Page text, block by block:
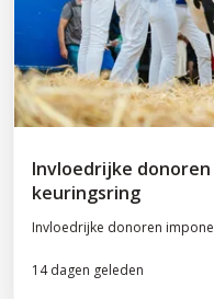
Invloedrijke
keuringsring
Invloedrijke donoren
14 dagen geleden